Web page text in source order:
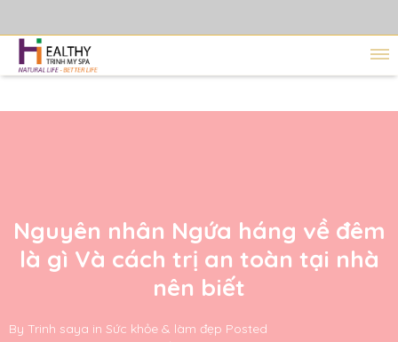
Nguyên nhân Ngứa háng về đêm
là gì Và cách trị an toàn tại nhà
nên biết
By Trinh saya in Sức khỏe & làm đẹp Posted